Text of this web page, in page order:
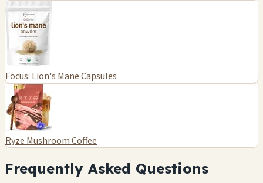
Focus: Lion's Mane Capsules
Ryze Mushroom Coffee
Frequently Asked Questions